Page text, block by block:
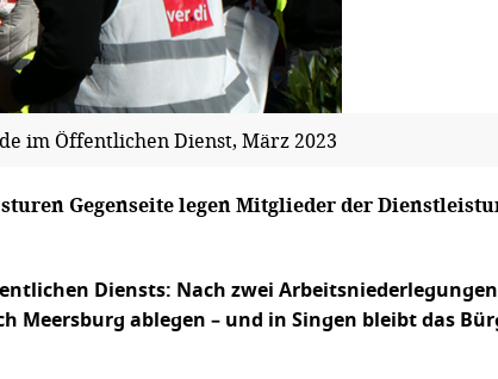
im Öffentlichen Dienst, März 2023
Gegenseite legen Mitglieder der
Diensts: Nach zwei
Meersburg ablegen – und in Singen bleibt das